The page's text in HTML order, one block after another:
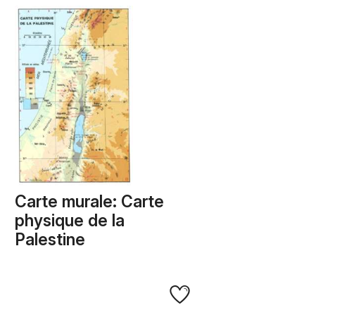
Carte murale: Carte
physique de la
Palestine